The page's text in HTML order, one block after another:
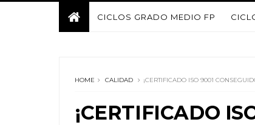
CICLOS GRADO MEDIO FP
HOME CALIDAD ¡CERTIFICADO ISO 9001
¡CERTIFICADO